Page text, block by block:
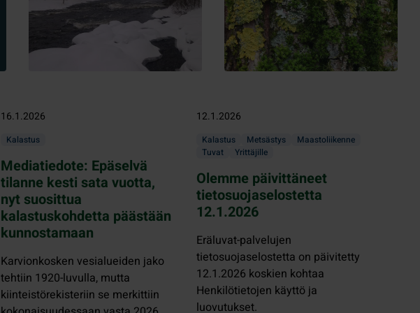
16.1.2026
Kalastus
Mediatiedote: Epäselvä
tilanne kesti sata vuotta,
nyt suosittua
kalastuskohdetta päästään
kunnostamaan
Karvionkosken vesialueiden jako
tehtiin 1920-luvulla, mutta
kiinteistörekisteriin se merkittiin
12.1.2026
Kalastus Metsästys
Maastoliikenne
Tuvat
Yrittäjille
Olemme päivittäneet
tietosuojaselostetta
12.1.2026
Eräluvat-palvelujen
tietosuojaselostetta on päivitetty
12.1.2026 koskien kohtaa
Henkilötietojen käyttö ja
luovutukset.